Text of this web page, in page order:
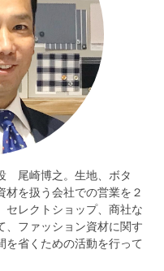
尾崎博之。生地、ボタ
材を扱う会社での営業を２
セレクトショップ、商社な
、ファッション資材に関す
を省くための活動を行って